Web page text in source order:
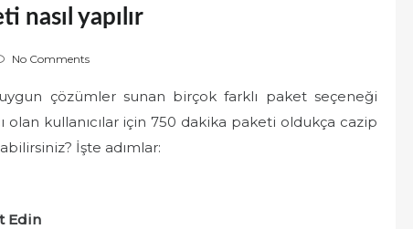
nasıl yapılır
No Comments
çözümler sunan birçok farklı paket seçeneği
kullanıcılar için 750 dakika paketi oldukça cazip
İşte adımlar:
Edin